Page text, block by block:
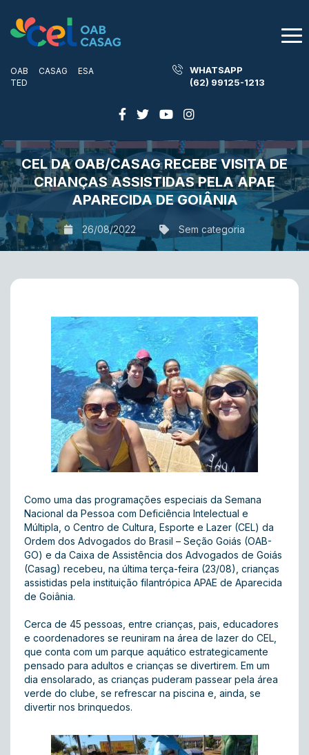
OAB CASAG
ESA
TED
WHATSAPP
(62) 99125-1213
CEL DA OAB/CASAG RECEBE VISITA DE
CRIANÇAS ASSISTIDAS PELA APAE
APARECIDA DE GOIÂNIA
26/08/2022 Sem categoria
Como uma das programações especiais da Semana
Nacional da Pessoa com Deficiência Intelectual e
Múltipla, o Centro de Cultura, Esporte e Lazer (CEL) da
Ordem dos Advogados do Brasil – Seção Goiás (OAB-
GO) e da Caixa de Assistência dos Advogados de Goiás
(Casag) recebeu, na última terça-feira (23/08), crianças
assistidas pela instituição filantrópica APAE de Aparecida
de Goiânia.
Cerca de 45 pessoas, entre crianças, pais, educadores
e coordenadores se reuniram na área de lazer do CEL,
que conta com um parque aquático estrategicamente
pensado para adultos e crianças se divertirem. Em um
dia ensolarado, as crianças puderam passear pela área
verde do clube, se refrescar na piscina e, ainda, se
divertir nos brinquedos.